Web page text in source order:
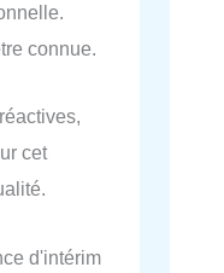
connue.
cet
d'intérim